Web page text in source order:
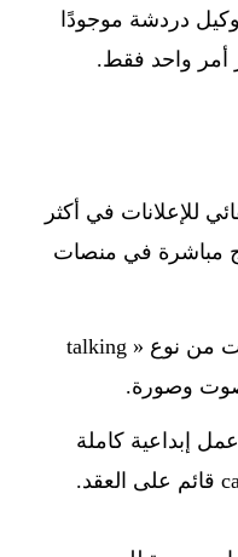
دردشة موجودًا
أمر واحد فقط.
للإعلانات في أكثر
مباشرة في منصات
— إنشاء فيديوهات من نوع « talking
إبداعية كاملة